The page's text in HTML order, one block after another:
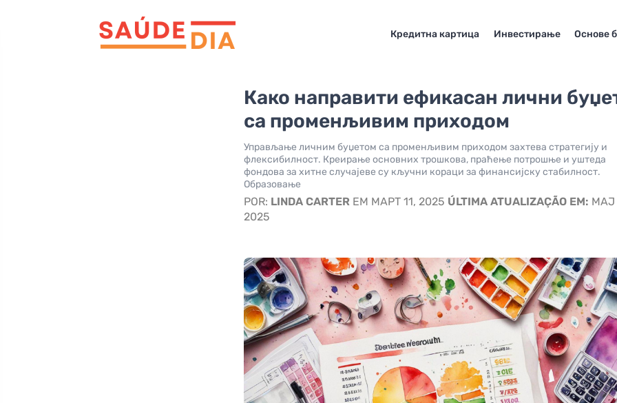
Кредитна картица Инвестирање Основе
Како направити ефикасан лични
са променљивим приходом
Управљање личним буџетом са променљивим приходом захтева стратегију и
флексибилност. Креирање основних трошкова, праћење потрошње и уштеда
фондова за хитне случајеве су кључни кораци за финансијску стабилност.
Образовање
POR: LINDA CARTER EM МАРТ 11, 2025 ÚLTIMA ATUALIZAÇÃO EM: МАЈ
2025